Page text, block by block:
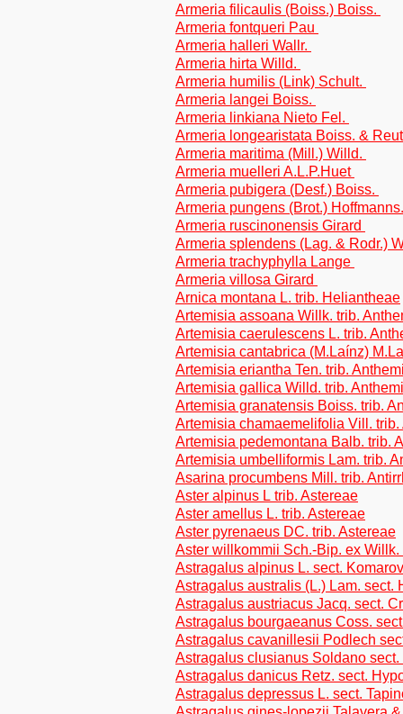
Armeria filicaulis (Boiss.) Boiss.
Armeria fontqueri Pau
Armeria halleri Wallr.
Armeria hirta Willd.
Armeria humilis (Link) Schult.
Armeria langei Boiss.
Armeria linkiana Nieto Fel.
Armeria longearistata Boiss. &
Armeria maritima (Mill.) Willd.
Armeria muelleri A.L.P.Huet
Armeria pubigera (Desf.) Boiss.
Armeria pungens (Brot.)
Armeria ruscinonensis Girard
Armeria splendens (Lag. & Rodr.)
Armeria trachyphylla Lange
Armeria villosa Girard
Arnica montana L. trib. Heliantheae
Artemisia assoana Willk. trib.
Artemisia caerulescens L. trib.
Artemisia cantabrica (M.Laínz)
Artemisia eriantha Ten. trib.
Artemisia gallica Willd. trib.
Artemisia granatensis Boiss. trib.
Artemisia chamaemelifolia Vill.
Artemisia pedemontana Balb. trib.
Artemisia umbelliformis Lam. trib.
Asarina procumbens Mill. trib.
Aster alpinus L trib. Astereae
Aster amellus L. trib. Astereae
Aster pyrenaeus DC. trib. Astereae
Aster willkommii Sch.-Bip. ex Willk.
Astragalus alpinus L. sect.
Astragalus australis (L.) Lam. sect.
Astragalus austriacus Jacq. sect.
Astragalus bourgaeanus Coss.
Astragalus cavanillesii Podlech
Astragalus clusianus Soldano sect.
Astragalus danicus Retz. sect.
Astragalus depressus L. sect.